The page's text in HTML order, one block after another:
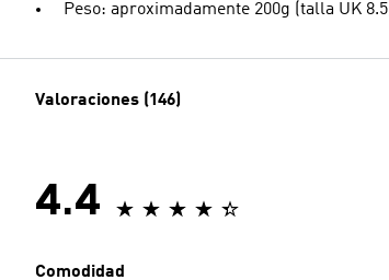
Peso: aproximadamente 200g (talla UK 8.5)
Valoraciones (146)
4.4
Comodidad